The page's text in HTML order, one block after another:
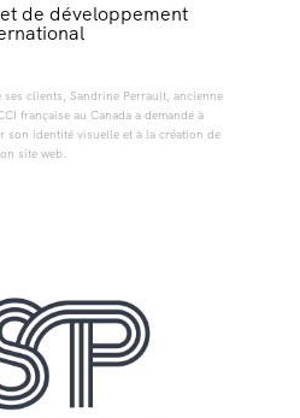
de développement
clients, Sandrine Perrault, ancienne
française au Canada a demandé à
son identité visuelle et à la création de
site web.